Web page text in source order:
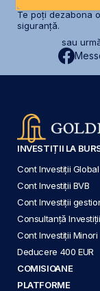
Te poți dezabona
siguranță.
sau
INVESTIȚII LA
Cont Investiții Global
Cont Investiții BVB
Cont Investiții
Consultanță Investiții
Cont Investiții Minori
Deducere 400 EUR
COMISIOANE
PLATFORME